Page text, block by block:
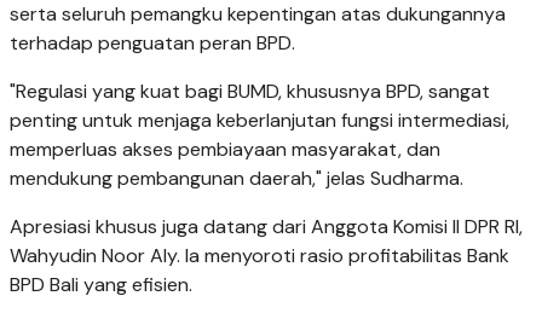
serta seluruh pemangku kepentingan atas dukungannya
terhadap penguatan peran BPD.
"Regulasi yang kuat bagi BUMD, khususnya BPD, sangat
penting untuk menjaga keberlanjutan fungsi intermediasi,
memperluas akses pembiayaan masyarakat, dan
mendukung pembangunan daerah," jelas Sudharma.
Apresiasi khusus juga datang dari Anggota Komisi II DPR RI,
Wahyudin Noor Aly. Ia menyoroti rasio profitabilitas Bank
BPD Bali yang efisien.